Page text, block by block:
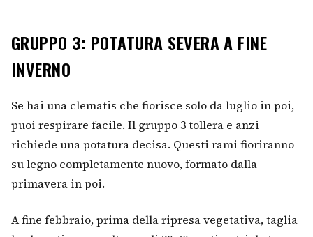
GRUPPO 3: POTATURA SEVERA A FINE
INVERNO
Se hai una clematis che fiorisce solo da luglio in poi,
puoi respirare facile. Il gruppo 3 tollera e anzi
richiede una potatura decisa. Questi rami fioriranno
su legno completamente nuovo, formato dalla
primavera in poi.
A fine febbraio, prima della ripresa vegetativa, taglia